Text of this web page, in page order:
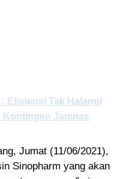
Efisiensi Tak Halangi
Kontingen Jamnas
Jumat (11/06/2021),
Sinopharm yang akan